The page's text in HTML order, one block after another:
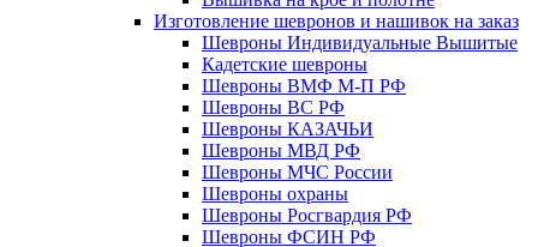
Изготовление шевронов и нашивок на заказ
Шевроны Индивидуальные Вышитые
Кадетские шевроны
Шевроны ВМФ М-П РФ
Шевроны ВС РФ
Шевроны КАЗАЧЬИ
Шевроны МВД РФ
Шевроны МЧС России
Шевроны охраны
Шевроны Росгвардия РФ
Шевроны ФСИН РФ